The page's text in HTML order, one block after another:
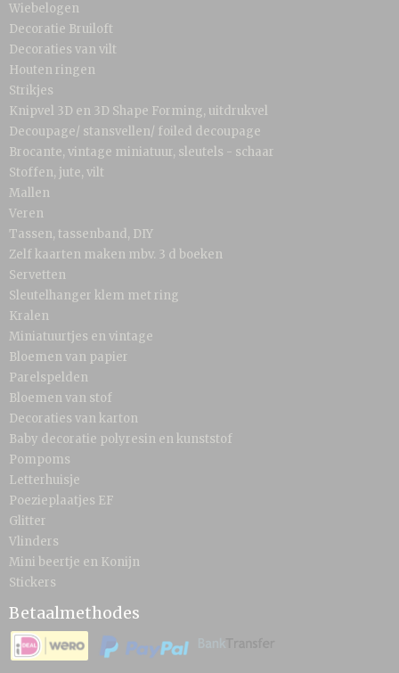
Wiebelogen
Decoratie Bruiloft
Decoraties van vilt
Houten ringen
Strikjes
Knipvel 3D en 3D Shape Forming, uitdrukvel
Decoupage/ stansvellen/ foiled decoupage
Brocante, vintage miniatuur, sleutels - schaar
Stoffen, jute, vilt
Mallen
Veren
Tassen, tassenband, DIY
Zelf kaarten maken mbv. 3 d boeken
Servetten
Sleutelhanger klem met ring
Kralen
Miniatuurtjes en vintage
Bloemen van papier
Parelspelden
Bloemen van stof
Decoraties van karton
Baby decoratie polyresin en kunststof
Pompoms
Letterhuisje
Poezieplaatjes EF
Glitter
Vlinders
Mini beertje en Konijn
Stickers
Betaalmethodes